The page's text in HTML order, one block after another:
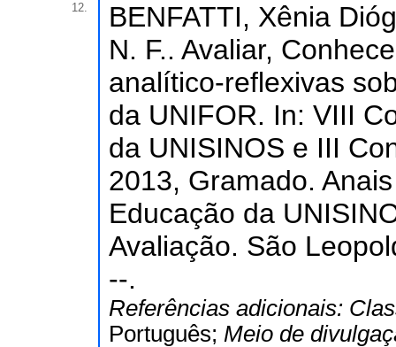
12.
BENFATTI, Xênia
N. F.. Avaliar,
analítico-reflexivas
da UNIFOR. In: VIII
da UNISINOS e III
2013, Gramado.
Educação da
Avaliação. São
--.
Referências adicionais:
Português; Meio de